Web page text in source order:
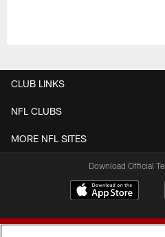
CLUB LINKS
NFL CLUBS
MORE NFL SITES
Download Official